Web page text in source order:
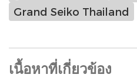
Grand Seiko Thailand
เนื้อหาที่เกี่ยวข้อง